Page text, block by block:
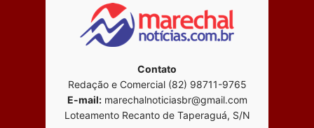
Contato
Redação e Comercial (82) 98711-9765
E-mail:marechalnoticiasbr@gmail.com
Loteamento Recanto de Taperaguá, S/N